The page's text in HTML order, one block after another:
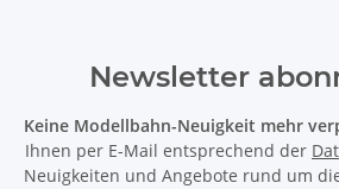
Newsletter
Keine Modellbahn-Neuigkeit mehr
Ihnen per E-Mail entsprechend der
Neuigkeiten und Angebote rund um